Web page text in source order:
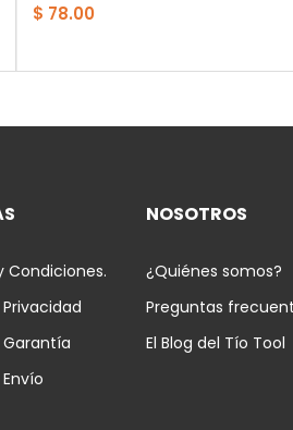
$ 78.00
Condiciones.
NOSOTROS
¿Quiénes somos?
Preguntas
El Blog del Tío Tool